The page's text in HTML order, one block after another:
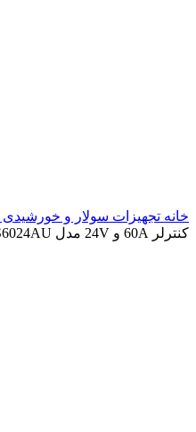
خانه تجهیزات سولار و خورشیدی
کنترلر 60A و 24V مدل VS6024AU سری PWM برند EPEVER